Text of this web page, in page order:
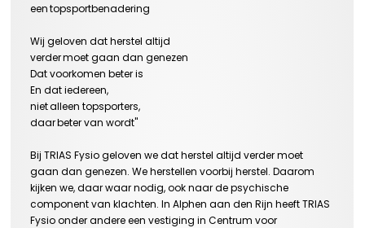
eentopsportbenadering
Wij geloven dat herstel altijd
verdermoet gaan dan genezen
Dat voorkomen beter is
En dat iedereen,
nietalleen topsporters,
daarbeter van wordt"
Bij TRIAS Fysio geloven we dat herstel altijd verder moet
gaan dan genezen. We herstellen voorbij herstel. Daarom
kijken we, daar waar nodig,ook naar de psychische
componentvan klachten. In Alphen aan den Rijn heeft TRIAS
Fysio onder andereeen vestiging in Centrum voor